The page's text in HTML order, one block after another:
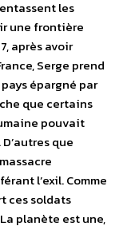
les
une frontière
après avoir
Serge prend
épargné par
que certains
pouvait
que
l’exil. Comme
ces soldats
planète est une,